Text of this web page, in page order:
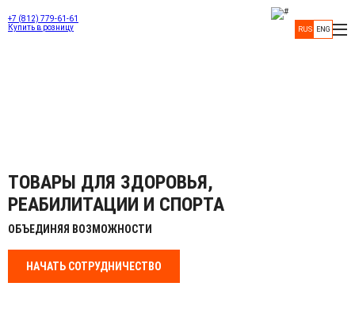
+7 (812) 779-61-61
Купить в розницу
RUS ENG
ТОВАРЫ ДЛЯ ЗДОРОВЬЯ,
РЕАБИЛИТАЦИИ И СПОРТА
ОБЪЕДИНЯЯ ВОЗМОЖНОСТИ
НАЧАТЬ СОТРУДНИЧЕСТВО